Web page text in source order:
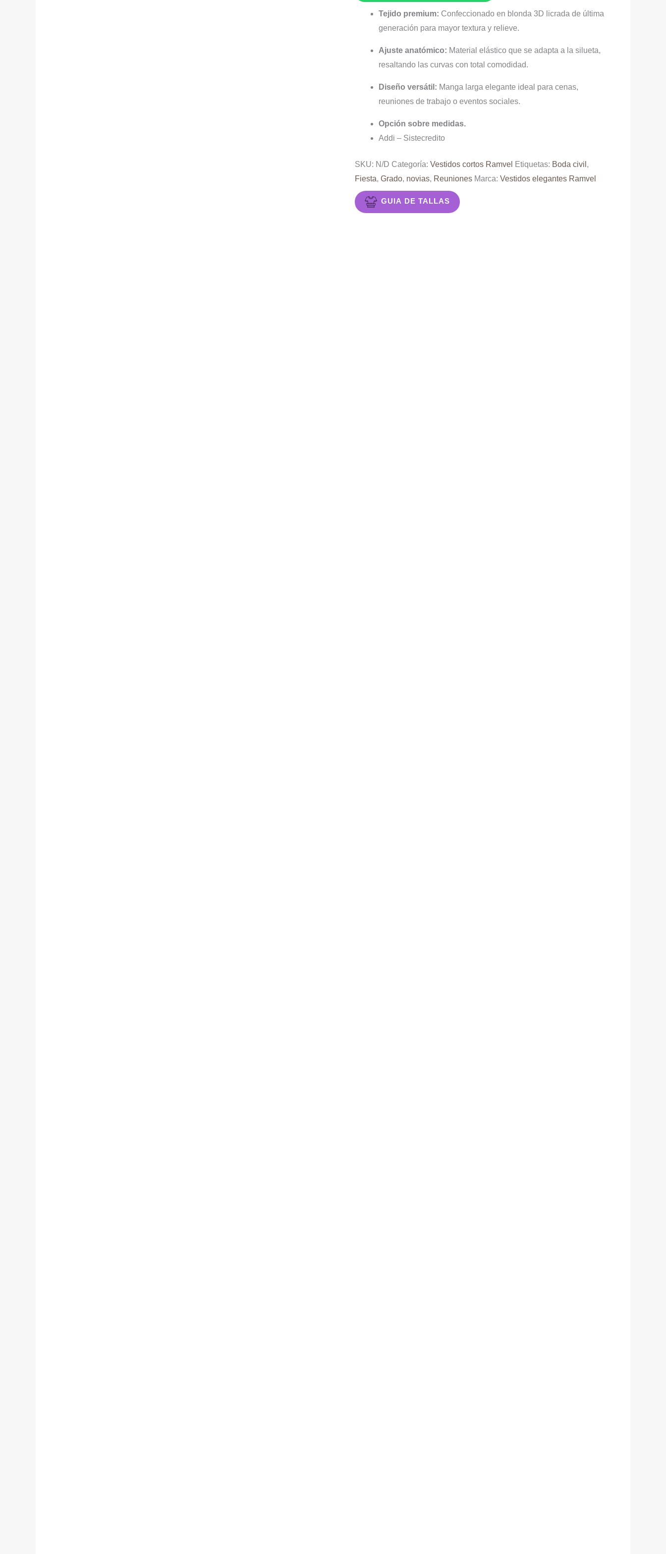
Tejido premium: Confeccionado en blonda 3D licrada de última
generación para mayor textura y relieve.
Ajuste anatómico: Material elástico que se adapta a la silueta,
resaltando las curvas con total comodidad.
Diseño versátil: Manga larga elegante ideal para cenas,
reuniones de trabajo o eventos sociales.
Opción sobre medidas.
Addi – Sistecredito
SKU: N/D Categoría:Vestidos cortos Ramvel Etiquetas: Boda civil ,
Fiesta,Grado, novias, Reuniones Marca:Vestidos elegantes Ramvel
GUIA DE TALLAS